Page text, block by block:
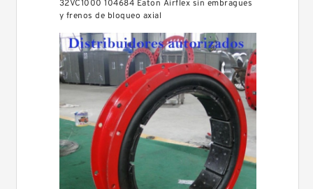
32VC1000 104684 Eaton Airflex sin embragues
y frenos de bloqueo axial